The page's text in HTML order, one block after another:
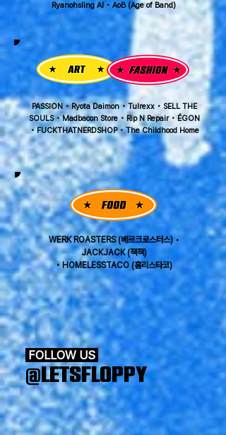
Ryanohsling AI • AoB (Age of Band)
PASSION • Ryota Daimon • Tulrexx • SELL THE
SOULS • Madbacon Store • Rip N Repair • ÉGON
• FUCKTHATNERDSHOP • The Childhood Home
WERK ROASTERS (베르크로스터스) •
JACKJACK (잭잭)
•HOMELESSTACO (홈리스타코)
FOLLOW US
@LETSFLOPPY